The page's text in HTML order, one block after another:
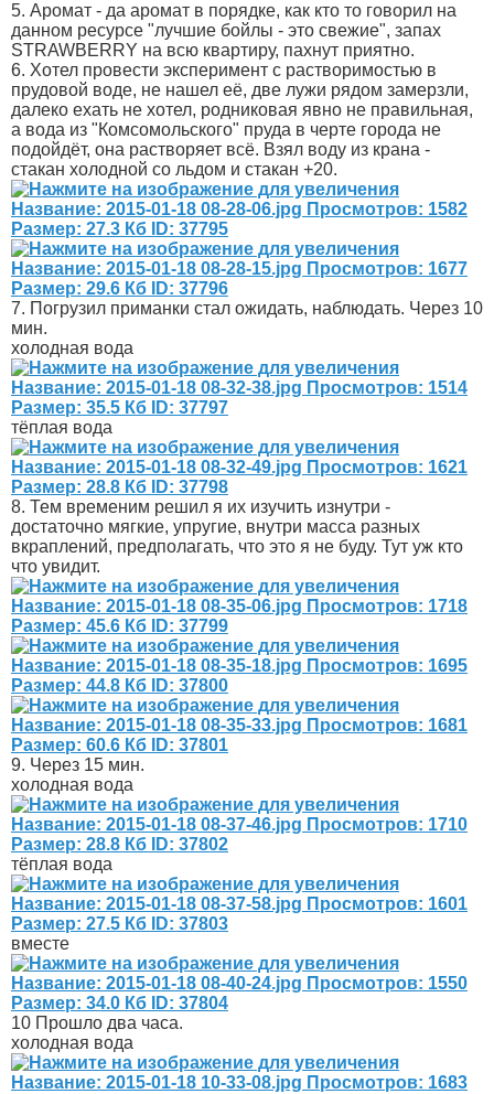
5. Аромат - да аромат в порядке, как кто то говорил на
данном ресурсе "лучшие бойлы - это свежие", запах
STRAWBERRY на всю квартиру, пахнут приятно.
6. Хотел провести эксперимент с растворимостью в
прудовой воде, не нашел её, две лужи рядом замерзли,
далеко ехать не хотел, родниковая явно не правильная,
а вода из "Комсомольского" пруда в черте города не
подойдёт, она растворяет всё. Взял воду из крана -
стакан холодной со льдом и стакан +20.
7. Погрузил приманки стал ожидать, наблюдать. Через 10
мин.
холодная вода
тёплая вода
8. Тем временим решил я их изучить изнутри -
достаточно мягкие, упругие, внутри масса разных
вкраплений, предполагать, что это я не буду. Тут уж кто
что увидит.
9. Через 15 мин.
холодная вода
тёплая вода
вместе
10 Прошло два часа.
холодная вода